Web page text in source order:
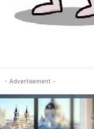
- Advertisement -